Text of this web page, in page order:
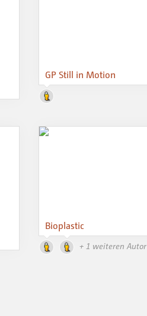
GP Still in Motion
Bioplastic
+ 1 weiteren Autor